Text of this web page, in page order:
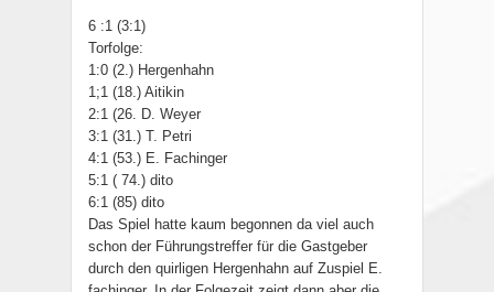
6 :1 (3:1)
Torfolge:
1:0 (2.) Hergenhahn
1;1 (18.) Aitikin
2:1 (26. D. Weyer
3:1 (31.) T. Petri
4:1 (53.) E. Fachinger
5:1 ( 74.) dito
6:1 (85) dito
Das Spiel hatte kaum begonnen da viel auch
schon der Führungstreffer für die Gastgeber
durch den quirligen Hergenhahn auf Zuspiel E.